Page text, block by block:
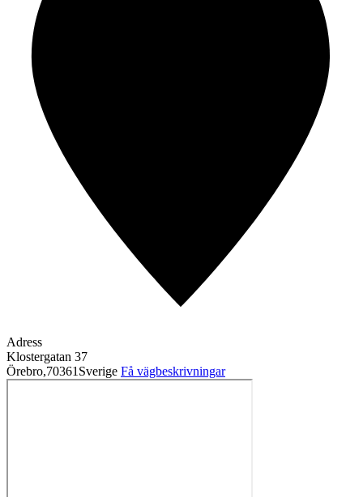
Adress
Klostergatan 37
Örebro,70361 Sverige Få vägbeskrivningar